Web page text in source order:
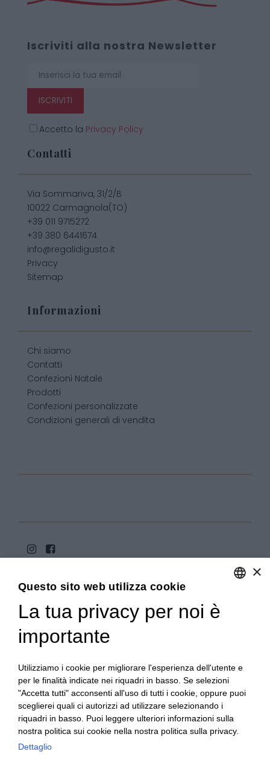
Iscriviti alla nostra Newsletter
ISCRIVITI
Accetto la Privacy Policy
Contatti
Via Sommariva, 31/2/B
10022 Carmagnola(TO)
+39 011 9715272
+39 380 6441674
info@regalidigusto.it
Privacy
Sitemap
Informazioni
Chi siamo
Contatti
Confezioni Natale
Prodotti
Confezioni personalizzate
Condizioni generali di vendita
Copyright 2020© Regali Digusto è un marchio di Olio
10022 Carmagnola (TO) - PIVA 07980320019
Creato da:etinet.it
×
Questo sito web utilizza cookie
La tua privacy per noi è
importante
Utilizziamo i cookie per migliorare l'esperienza dell'utente e
per le finalità indicate nei riquadri in basso. Se selezioni
"Accetta tutti" acconsenti all'uso di tutti i cookie, oppure puoi
sceglierei quali ci autorizzi ad utilizzare selezionando i
riquadri in basso. Puoi leggere ulteriori informazioni sulla
nostra politica sui cookie nella nostra politica sulla privacy.
Dettaglio